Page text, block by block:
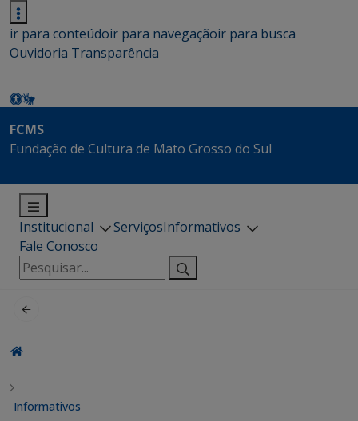
ir para conteúdoir para navegaçãoir para busca
Ouvidoria Transparência
FCMS
Fundação de Cultura de Mato Grosso do Sul
Institucional ServiçosInformativos
Fale Conosco
Pesquisar
por:
Informativos